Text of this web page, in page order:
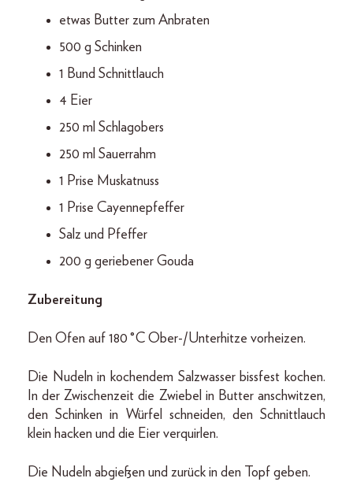
etwas Butter zum Anbraten
500 g Schinken
1 Bund Schnittlauch
4 Eier
250 ml Schlagobers
250 ml Sauerrahm
1 Prise Muskatnuss
1 Prise Cayennepfeffer
Salz und Pfeffer
200 g geriebener Gouda
Zubereitung
Den Ofen auf 180 °C Ober-/Unterhitze vorheizen.
Die Nudeln in kochendem Salzwasser bissfest kochen.
In der Zwischenzeit die Zwiebel in Butter anschwitzen,
den Schinken in Würfel schneiden, den Schnittlauch
klein hacken und die Eier verquirlen.
Die Nudeln abgießen und zurück in den Topf geben.